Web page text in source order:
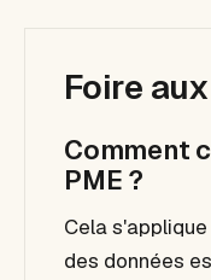
Foire
Comment
PME ?
Cela
des données